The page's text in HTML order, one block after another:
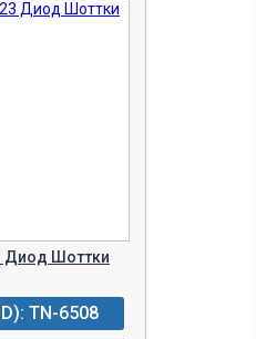
Диод Шоттки
TN-6508